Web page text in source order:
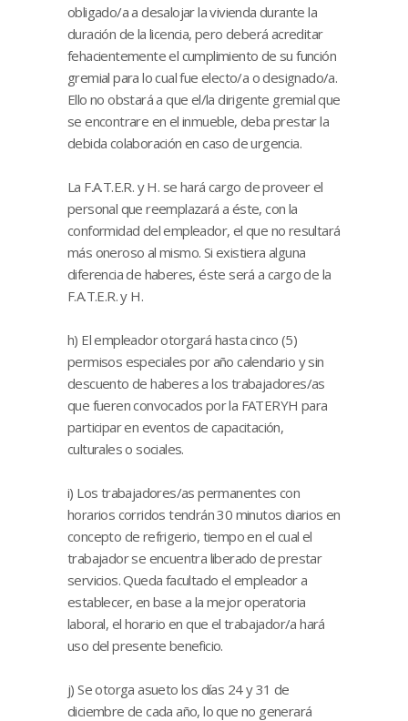
obligado/a a desalojar la vivienda durante la
duración de la licencia, pero deberá acreditar
fehacientemente el cumplimiento de su función
gremial para lo cual fue electo/a o designado/a.
Ello no obstará a que el/la dirigente gremial que
se encontrare en el inmueble, deba prestar la
debida colaboración en caso de urgencia.
La F.A.T.E.R. y H. se hará cargo de proveer el
personal que reemplazará a éste, con la
conformidad del empleador, el que no resultará
más oneroso al mismo. Si existiera alguna
diferencia de haberes, éste será a cargo de la
F.A.T.E.R. y H.
h) El empleador otorgará hasta cinco (5)
permisos especiales por año calendario y sin
descuento de haberes a los trabajadores/as
que fueren convocados por la FATERYH para
participar en eventos de capacitación,
culturales o sociales.
i) Los trabajadores/as permanentes con
horarios corridos tendrán 30 minutos diarios en
concepto de refrigerio, tiempo en el cual el
trabajador se encuentra liberado de prestar
servicios. Queda facultado el empleador a
establecer, en base a la mejor operatoria
laboral, el horario en que el trabajador/a hará
uso del presente beneficio.
j) Se otorga asueto los días 24 y 31 de
diciembre de cada año, lo que no generará